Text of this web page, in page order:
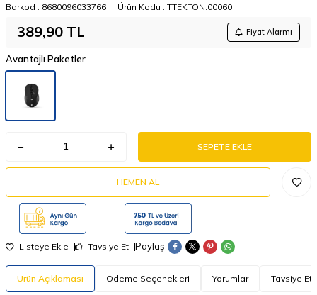
Barkod : 8680096033766 Ürün Kodu : TTEKTON.00060
389,90 TL Fiyat Alarmı
Avantajlı Paketler
SEPETE EKLE
HEMEN AL
Listeye Ekle Tavsiye Et Paylaş
Ürün Açıklaması Ödeme Seçenekleri Yorumlar Tavsiye Et